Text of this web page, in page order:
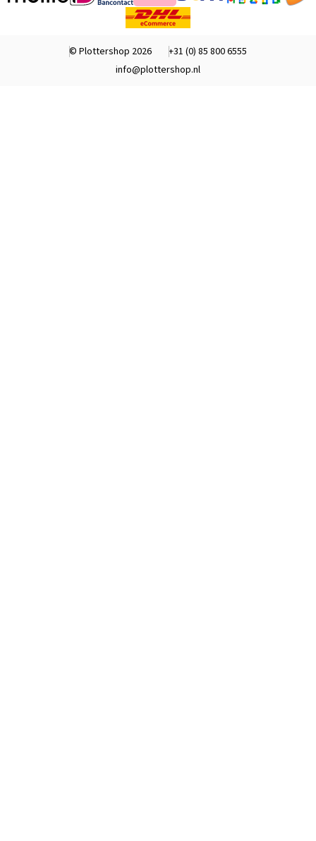
© Plottershop 2026
+31 (0) 85 800 6555
info@plottershop.nl